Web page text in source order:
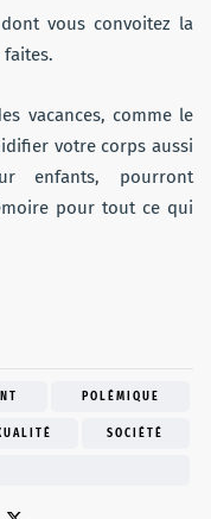
vous convoitez la
faites.
vacances, comme le
votre corps aussi
enfants, pourront
pour tout ce qui
POLÉMIQUE
SOCIÉTÉ